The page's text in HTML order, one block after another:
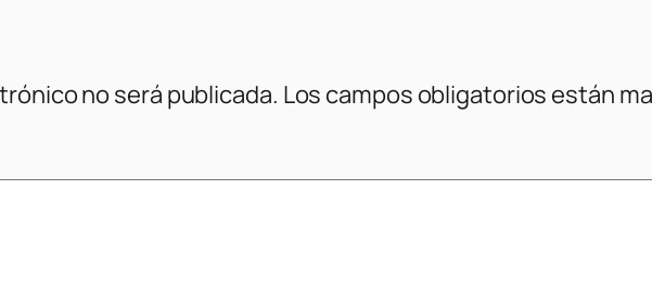
no será publicada. Los campos obligatorios están